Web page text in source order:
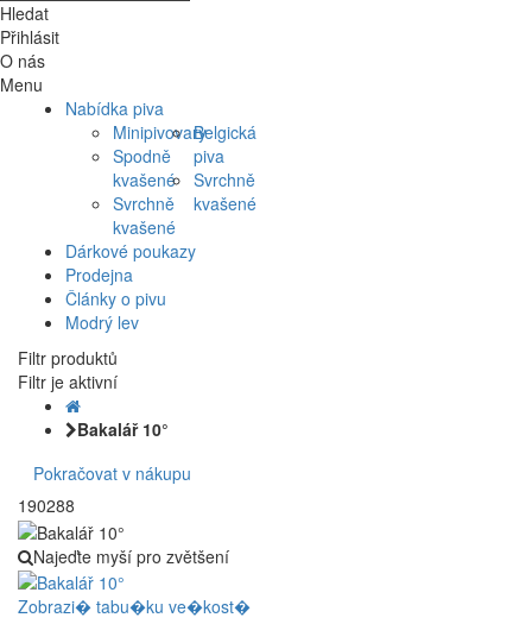
Hledat
Přihlásit
O nás
Menu
Nabídka piva
Minipivovary
Spodně
kvašené
Svrchně
kvašené
Belgická
piva
Svrchně
kvašené
Dárkové poukazy
Prodejna
Články o pivu
Modrý lev
Filtr produktů
Filtr je aktivní
Bakalář 10°
Pokračovat v nákupu
190288
Najeďte myší pro zvětšení
Zobrazi� tabu�ku ve�kost�